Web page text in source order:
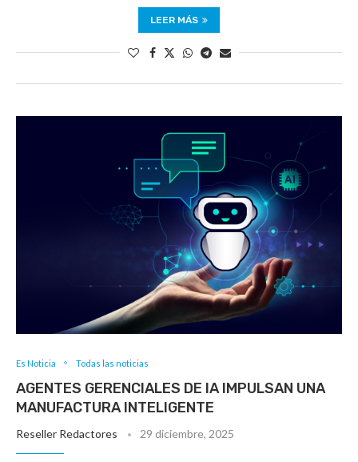
LEER MÁS
Es Noticia Todas las noticias
AGENTES GERENCIALES DE IA IMPULSAN UNA
MANUFACTURA INTELIGENTE
Reseller Redactores 29 diciembre, 2025